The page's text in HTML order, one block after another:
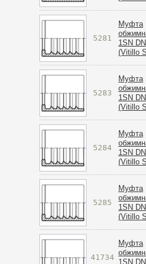
5281
Муфта
1SN
(Vitillo
5283
Муфта
1SN
(Vitillo
5284
Муфта
1SN
(Vitillo
5285
Муфта
1SN
(Vitillo
41734
Муфта
1SN